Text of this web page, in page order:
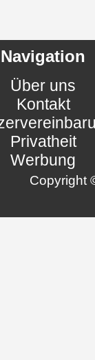
Navigation
Über uns
Kontakt
Privatheit
Werbung
Copyright